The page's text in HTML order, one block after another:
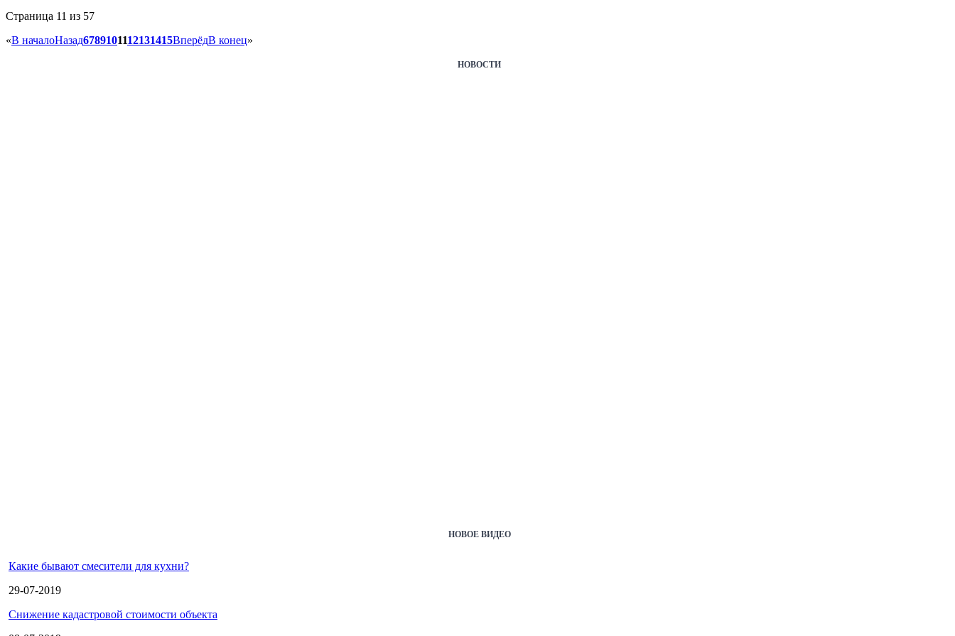
Страница 11 из 57
«В началоНазад6789101112131415ВперёдВ конец»
НОВОСТИ
НОВОЕ ВИДЕО
Какие бывают смесители для кухни?
29-07-2019
Снижение кадастровой стоимости объекта